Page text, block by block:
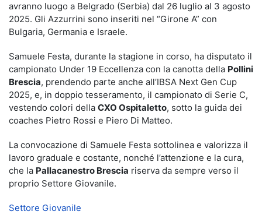
avranno luogo a Belgrado (Serbia) dal 26 luglio al 3 agosto
2025. Gli Azzurrini sono inseriti nel “Girone A” con
Bulgaria, Germania e Israele.
Samuele Festa, durante la stagione in corso, ha disputato il
campionato Under 19 Eccellenza con la canotta della Pollini
Brescia, prendendo parte anche all’IBSA Next Gen Cup
2025, e, in doppio tesseramento, il campionato di Serie C,
vestendo colori della CXO Ospitaletto, sotto la guida dei
coaches Pietro Rossi e Piero Di Matteo.
La convocazione di Samuele Festa sottolinea e valorizza il
lavoro graduale e costante, nonché l’attenzione e la cura,
che la Pallacanestro Brescia riserva da sempre verso il
proprio Settore Giovanile.
Settore Giovanile